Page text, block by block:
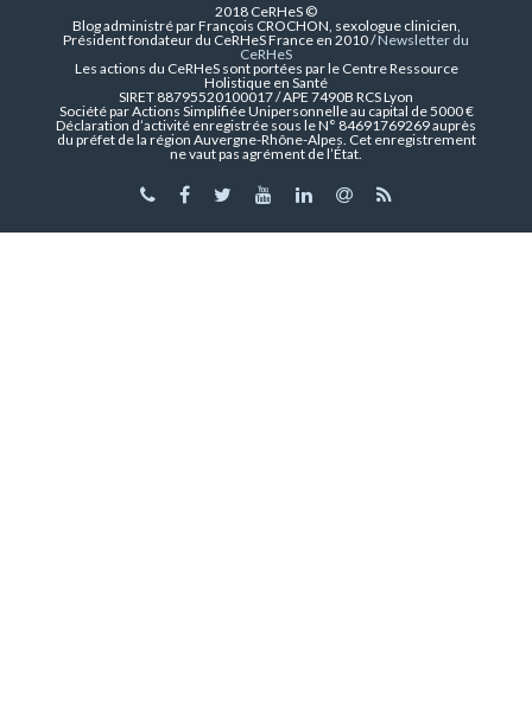
2018 CeRHeS ©
Blog administré par François CROCHON, sexologue clinicien,
Président fondateur du CeRHeS France en 2010 /Newsletter du
CeRHeS
Les actions du CeRHeS sont portées par le Centre Ressource
Holistique en Santé
SIRET 88795520100017 / APE 7490B RCS Lyon
Société par Actions Simplifiée Unipersonnelle au capital de 5000 €
Déclaration d’activité enregistrée sous le N° 84691769269 auprès
du préfet de la région Auvergne-Rhône-Alpes. Cet enregistrement
ne vaut pas agrément de l’État.